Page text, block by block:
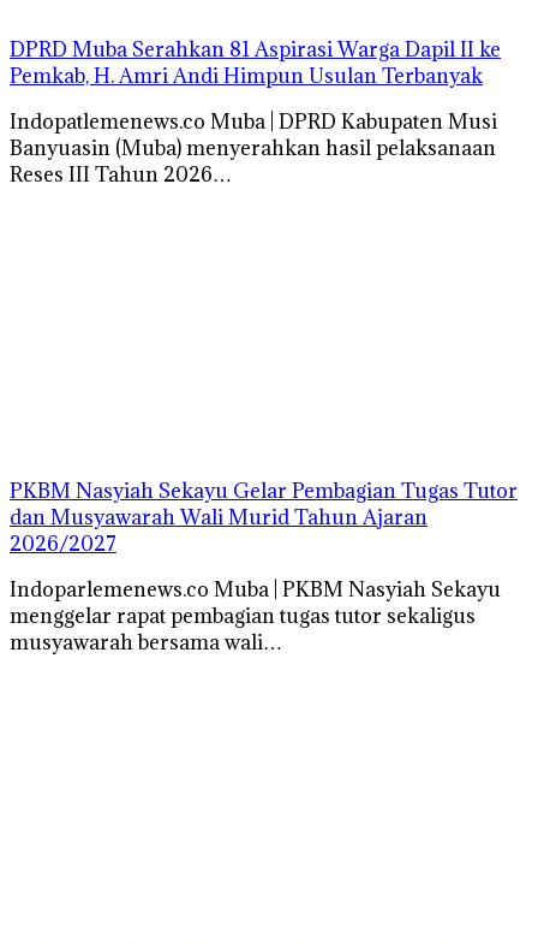
DPRD Muba Serahkan 81 Aspirasi Warga Dapil II ke
Pemkab, H. Amri Andi Himpun Usulan Terbanyak
Indopatlemenews.co Muba | DPRD Kabupaten Musi
Banyuasin (Muba) menyerahkan hasil pelaksanaan
Reses III Tahun 2026…
PKBM Nasyiah Sekayu Gelar Pembagian Tugas Tutor
dan Musyawarah Wali Murid Tahun Ajaran
2026/2027
Indoparlemenews.co Muba | PKBM Nasyiah Sekayu
menggelar rapat pembagian tugas tutor sekaligus
musyawarah bersama wali…